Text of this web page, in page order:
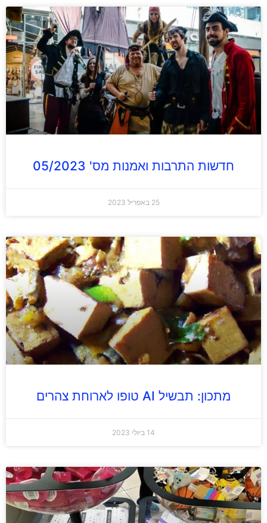
חדשות התרבות ואמנות מס' 05/2023
25 באפריל 2023
מתכון: תבשיל AI טופו לארוחת צהרים
14 ביולי 2023